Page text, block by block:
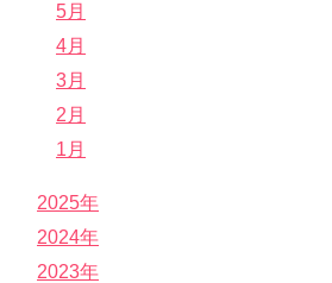
5月
4月
3月
2月
1月
2025年
2024年
2023年